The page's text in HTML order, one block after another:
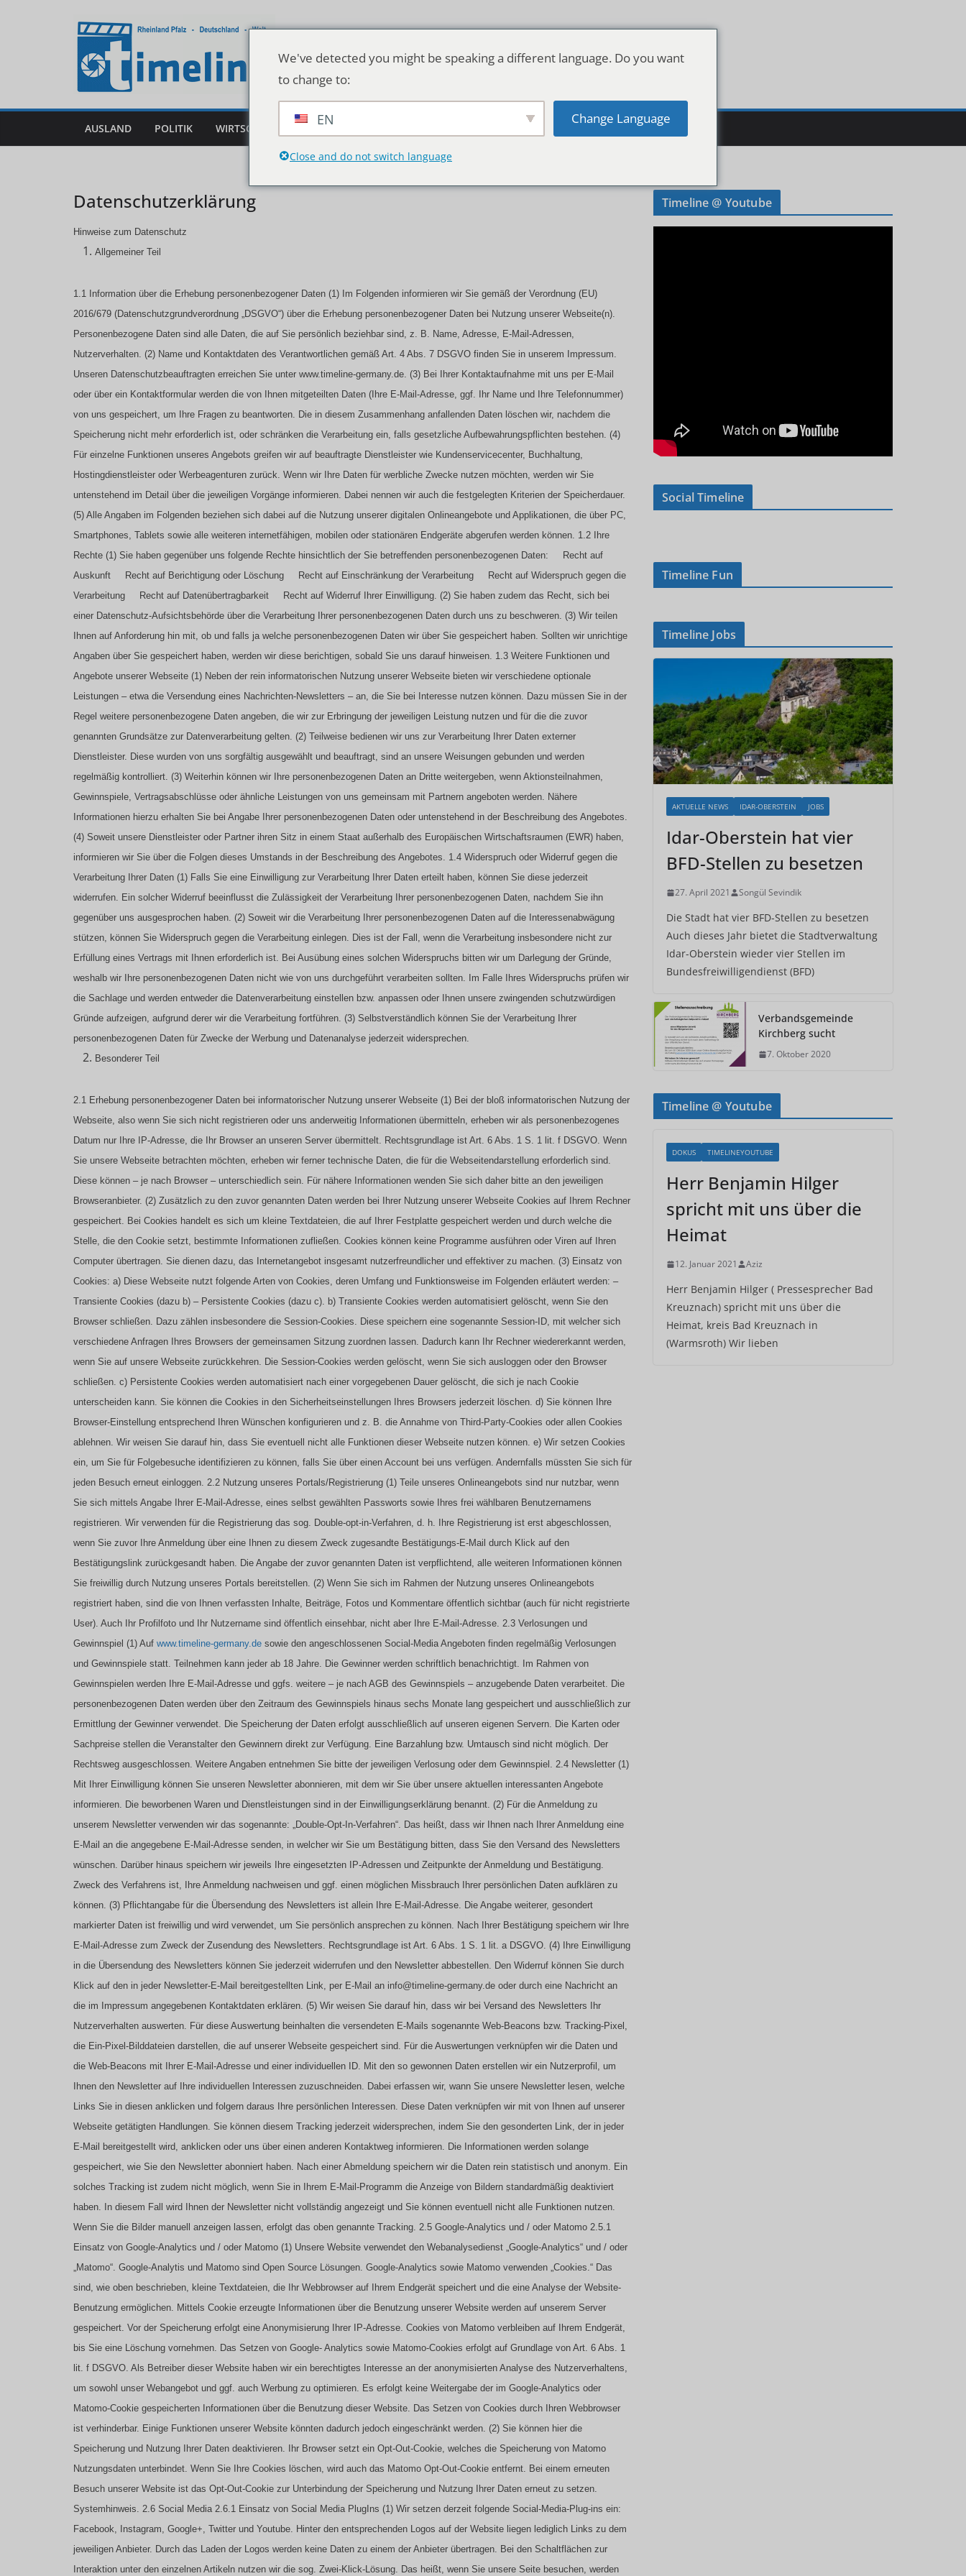
AUSLAND POLITIK WIRTSCHAFT DEUTSCHLAND & WELT
Datenschutzerklärung
Hinweise zum Datenschutz
Allgemeiner Teil
1.1 Information über die Erhebung personenbezogener Daten (1) Im Folgenden informieren wir Sie gemäß der Verordnung (EU)
2016/679 (Datenschutzgrundverordnung „DSGVO“) über die Erhebung personenbezogener Daten bei Nutzung unserer Webseite(n).
Personenbezogene Daten sind alle Daten, die auf Sie persönlich beziehbar sind, z. B. Name, Adresse, E-Mail-Adressen,
Nutzerverhalten. (2) Name und Kontaktdaten des Verantwortlichen gemäß Art. 4 Abs. 7 DSGVO finden Sie in unserem Impressum.
Unseren Datenschutzbeauftragten erreichen Sie unter www.timeline-germany.de. (3) Bei Ihrer Kontaktaufnahme mit uns per E-Mail
oder über ein Kontaktformular werden die von Ihnen mitgeteilten Daten (Ihre E-Mail-Adresse, ggf. Ihr Name und Ihre Telefonnummer)
von uns gespeichert, um Ihre Fragen zu beantworten. Die in diesem Zusammenhang anfallenden Daten löschen wir, nachdem die
Speicherung nicht mehr erforderlich ist, oder schränken die Verarbeitung ein, falls gesetzliche Aufbewahrungspflichten bestehen. (4)
Für einzelne Funktionen unseres Angebots greifen wir auf beauftragte Dienstleister wie Kundenservicecenter, Buchhaltung,
Hostingdienstleister oder Werbeagenturen zurück. Wenn wir Ihre Daten für werbliche Zwecke nutzen möchten, werden wir Sie
untenstehend im Detail über die jeweiligen Vorgänge informieren. Dabei nennen wir auch die festgelegten Kriterien der Speicherdauer.
(5) Alle Angaben im Folgenden beziehen sich dabei auf die Nutzung unserer digitalen Onlineangebote und Applikationen, die über PC,
Smartphones, Tablets sowie alle weiteren internetfähigen, mobilen oder stationären Endgeräte abgerufen werden können. 1.2 Ihre
Rechte (1) Sie haben gegenüber uns folgende Rechte hinsichtlich der Sie betreffenden personenbezogenen Daten:
Recht auf
Auskunft
Recht auf Berichtigung oder Löschung Recht auf Einschränkung der Verarbeitung
Recht auf Widerspruch gegen die
Verarbeitung
Recht auf Datenübertragbarkeit Recht auf Widerruf Ihrer Einwilligung. (2) Sie haben zudem das Recht, sich bei
einer Datenschutz-Aufsichtsbehörde über die Verarbeitung Ihrer personenbezogenen Daten durch uns zu beschweren. (3) Wir teilen
Ihnen auf Anforderung hin mit, ob und falls ja welche personenbezogenen Daten wir über Sie gespeichert haben. Sollten wir unrichtige
Angaben über Sie gespeichert haben, werden wir diese berichtigen, sobald Sie uns darauf hinweisen. 1.3 Weitere Funktionen und
Angebote unserer Webseite (1) Neben der rein informatorischen Nutzung unserer Webseite bieten wir verschiedene optionale
Leistungen – etwa die Versendung eines Nachrichten-Newsletters – an, die Sie bei Interesse nutzen können. Dazu müssen Sie in der
Regel weitere personenbezogene Daten angeben, die wir zur Erbringung der jeweiligen Leistung nutzen und für die die zuvor
genannten Grundsätze zur Datenverarbeitung gelten. (2) Teilweise bedienen wir uns zur Verarbeitung Ihrer Daten externer
Dienstleister. Diese wurden von uns sorgfältig ausgewählt und beauftragt, sind an unsere Weisungen gebunden und werden
regelmäßig kontrolliert. (3) Weiterhin können wir Ihre personenbezogenen Daten an Dritte weitergeben, wenn Aktionsteilnahmen,
Gewinnspiele, Vertragsabschlüsse oder ähnliche Leistungen von uns gemeinsam mit Partnern angeboten werden. Nähere
Informationen hierzu erhalten Sie bei Angabe Ihrer personenbezogenen Daten oder untenstehend in der Beschreibung des Angebotes.
(4) Soweit unsere Dienstleister oder Partner ihren Sitz in einem Staat außerhalb des Europäischen Wirtschaftsraumen (EWR) haben,
informieren wir Sie über die Folgen dieses Umstands in der Beschreibung des Angebotes. 1.4 Widerspruch oder Widerruf gegen die
Verarbeitung Ihrer Daten (1) Falls Sie eine Einwilligung zur Verarbeitung Ihrer Daten erteilt haben, können Sie diese jederzeit
widerrufen. Ein solcher Widerruf beeinflusst die Zulässigkeit der Verarbeitung Ihrer personenbezogenen Daten, nachdem Sie ihn
gegenüber uns ausgesprochen haben. (2) Soweit wir die Verarbeitung Ihrer personenbezogenen Daten auf die Interessenabwägung
stützen, können Sie Widerspruch gegen die Verarbeitung einlegen. Dies ist der Fall, wenn die Verarbeitung insbesondere nicht zur
Erfüllung eines Vertrags mit Ihnen erforderlich ist. Bei Ausübung eines solchen Widerspruchs bitten wir um Darlegung der Gründe,
weshalb wir Ihre personenbezogenen Daten nicht wie von uns durchgeführt verarbeiten sollten. Im Falle Ihres Widerspruchs prüfen wir
die Sachlage und werden entweder die Datenverarbeitung einstellen bzw. anpassen oder Ihnen unsere zwingenden schutzwürdigen
Gründe aufzeigen, aufgrund derer wir die Verarbeitung fortführen. (3) Selbstverständlich können Sie der Verarbeitung Ihrer
personenbezogenen Daten für Zwecke der Werbung und Datenanalyse jederzeit widersprechen.
Besonderer Teil
2.1 Erhebung personenbezogener Daten bei informatorischer Nutzung unserer Webseite (1) Bei der bloß informatorischen Nutzung der
Webseite, also wenn Sie sich nicht registrieren oder uns anderweitig Informationen übermitteln, erheben wir als personenbezogenes
Datum nur Ihre IP-Adresse, die Ihr Browser an unseren Server übermittelt. Rechtsgrundlage ist Art. 6 Abs. 1 S. 1 lit. f DSGVO. Wenn
Sie unsere Webseite betrachten möchten, erheben wir ferner technische Daten, die für die Webseitendarstellung erforderlich sind.
Diese können – je nach Browser – unterschiedlich sein. Für nähere Informationen wenden Sie sich daher bitte an den jeweiligen
Browseranbieter. (2) Zusätzlich zu den zuvor genannten Daten werden bei Ihrer Nutzung unserer Webseite Cookies auf Ihrem Rechner
gespeichert. Bei Cookies handelt es sich um kleine Textdateien, die auf Ihrer Festplatte gespeichert werden und durch welche die
Stelle, die den Cookie setzt, bestimmte Informationen zufließen. Cookies können keine Programme ausführen oder Viren auf Ihren
Computer übertragen. Sie dienen dazu, das Internetangebot insgesamt nutzerfreundlicher und effektiver zu machen. (3) Einsatz von
Cookies: a) Diese Webseite nutzt folgende Arten von Cookies, deren Umfang und Funktionsweise im Folgenden erläutert werden: –
Transiente Cookies (dazu b) – Persistente Cookies (dazu c). b) Transiente Cookies werden automatisiert gelöscht, wenn Sie den
Browser schließen. Dazu zählen insbesondere die Session-Cookies. Diese speichern eine sogenannte Session-ID, mit welcher sich
verschiedene Anfragen Ihres Browsers der gemeinsamen Sitzung zuordnen lassen. Dadurch kann Ihr Rechner wiedererkannt werden,
wenn Sie auf unsere Webseite zurückkehren. Die Session-Cookies werden gelöscht, wenn Sie sich ausloggen oder den Browser
schließen. c) Persistente Cookies werden automatisiert nach einer vorgegebenen Dauer gelöscht, die sich je nach Cookie
unterscheiden kann. Sie können die Cookies in den Sicherheitseinstellungen Ihres Browsers jederzeit löschen. d) Sie können Ihre
Browser-Einstellung entsprechend Ihren Wünschen konfigurieren und z. B. die Annahme von Third-Party-Cookies oder allen Cookies
ablehnen. Wir weisen Sie darauf hin, dass Sie eventuell nicht alle Funktionen dieser Webseite nutzen können. e) Wir setzen Cookies
ein, um Sie für Folgebesuche identifizieren zu können, falls Sie über einen Account bei uns verfügen. Andernfalls müssten Sie sich für
jeden Besuch erneut einloggen. 2.2 Nutzung unseres Portals/Registrierung (1) Teile unseres Onlineangebots sind nur nutzbar, wenn
Sie sich mittels Angabe Ihrer E-Mail-Adresse, eines selbst gewählten Passworts sowie Ihres frei wählbaren Benutzernamens
registrieren. Wir verwenden für die Registrierung das sog. Double-opt-in-Verfahren, d. h. Ihre Registrierung ist erst abgeschlossen,
wenn Sie zuvor Ihre Anmeldung über eine Ihnen zu diesem Zweck zugesandte Bestätigungs-E-Mail durch Klick auf den
Bestätigungslink zurückgesandt haben. Die Angabe der zuvor genannten Daten ist verpflichtend, alle weiteren Informationen können
Sie freiwillig durch Nutzung unseres Portals bereitstellen. (2) Wenn Sie sich im Rahmen der Nutzung unseres Onlineangebots
registriert haben, sind die von Ihnen verfassten Inhalte, Beiträge, Fotos und Kommentare öffentlich sichtbar (auch für nicht registrierte
User). Auch Ihr Profilfoto und Ihr Nutzername sind öffentlich einsehbar, nicht aber Ihre E-Mail-Adresse. 2.3 Verlosungen und
Gewinnspiel (1) Auf www.timeline-germany.de sowie den angeschlossenen Social-Media Angeboten finden regelmäßig Verlosungen
und Gewinnspiele statt. Teilnehmen kann jeder ab 18 Jahre. Die Gewinner werden schriftlich benachrichtigt. Im Rahmen von
Gewinnspielen werden Ihre E-Mail-Adresse und ggfs. weitere – je nach AGB des Gewinnspiels – anzugebende Daten verarbeitet. Die
personenbezogenen Daten werden über den Zeitraum des Gewinnspiels hinaus sechs Monate lang gespeichert und ausschließlich zur
Ermittlung der Gewinner verwendet. Die Speicherung der Daten erfolgt ausschließlich auf unseren eigenen Servern. Die Karten oder
Sachpreise stellen die Veranstalter den Gewinnern direkt zur Verfügung. Eine Barzahlung bzw. Umtausch sind nicht möglich. Der
Rechtsweg ausgeschlossen. Weitere Angaben entnehmen Sie bitte der jeweiligen Verlosung oder dem Gewinnspiel. 2.4 Newsletter (1)
Mit Ihrer Einwilligung können Sie unseren Newsletter abonnieren, mit dem wir Sie über unsere aktuellen interessanten Angebote
informieren. Die beworbenen Waren und Dienstleistungen sind in der Einwilligungserklärung benannt. (2) Für die Anmeldung zu
unserem Newsletter verwenden wir das sogenannte: „Double-Opt-In-Verfahren“. Das heißt, dass wir Ihnen nach Ihrer Anmeldung eine
E-Mail an die angegebene E-Mail-Adresse senden, in welcher wir Sie um Bestätigung bitten, dass Sie den Versand des Newsletters
wünschen. Darüber hinaus speichern wir jeweils Ihre eingesetzten IP-Adressen und Zeitpunkte der Anmeldung und Bestätigung.
Zweck des Verfahrens ist, Ihre Anmeldung nachweisen und ggf. einen möglichen Missbrauch Ihrer persönlichen Daten aufklären zu
können. (3) Pflichtangabe für die Übersendung des Newsletters ist allein Ihre E-Mail-Adresse. Die Angabe weiterer, gesondert
markierter Daten ist freiwillig und wird verwendet, um Sie persönlich ansprechen zu können. Nach Ihrer Bestätigung speichern wir Ihre
E-Mail-Adresse zum Zweck der Zusendung des Newsletters. Rechtsgrundlage ist Art. 6 Abs. 1 S. 1 lit. a DSGVO. (4) Ihre Einwilligung
in die Übersendung des Newsletters können Sie jederzeit widerrufen und den Newsletter abbestellen. Den Widerruf können Sie durch
Klick auf den in jeder Newsletter-E-Mail bereitgestellten Link, per E-Mail an info@timeline-germany.de oder durch eine Nachricht an
die im Impressum angegebenen Kontaktdaten erklären. (5) Wir weisen Sie darauf hin, dass wir bei Versand des Newsletters Ihr
Nutzerverhalten auswerten. Für diese Auswertung beinhalten die versendeten E-Mails sogenannte Web-Beacons bzw. Tracking-Pixel,
die Ein-Pixel-Bilddateien darstellen, die auf unserer Webseite gespeichert sind. Für die Auswertungen verknüpfen wir die Daten und
die Web-Beacons mit Ihrer E-Mail-Adresse und einer individuellen ID. Mit den so gewonnen Daten erstellen wir ein Nutzerprofil, um
Ihnen den Newsletter auf Ihre individuellen Interessen zuzuschneiden. Dabei erfassen wir, wann Sie unsere Newsletter lesen, welche
Links Sie in diesen anklicken und folgern daraus Ihre persönlichen Interessen. Diese Daten verknüpfen wir mit von Ihnen auf unserer
Webseite getätigten Handlungen. Sie können diesem Tracking jederzeit widersprechen, indem Sie den gesonderten Link, der in jeder
E-Mail bereitgestellt wird, anklicken oder uns über einen anderen Kontaktweg informieren. Die Informationen werden solange
gespeichert, wie Sie den Newsletter abonniert haben. Nach einer Abmeldung speichern wir die Daten rein statistisch und anonym. Ein
solches Tracking ist zudem nicht möglich, wenn Sie in Ihrem E-Mail-Programm die Anzeige von Bildern standardmäßig deaktiviert
haben. In diesem Fall wird Ihnen der Newsletter nicht vollständig angezeigt und Sie können eventuell nicht alle Funktionen nutzen.
Wenn Sie die Bilder manuell anzeigen lassen, erfolgt das oben genannte Tracking. 2.5 Google-Analytics und / oder Matomo 2.5.1
Einsatz von Google-Analytics und / oder Matomo (1) Unsere Website verwendet den Webanalysedienst „Google-Analytics“ und / oder
„Matomo“. Google-Analytis und Matomo sind Open Source Lösungen. Google-Analytics sowie Matomo verwenden „Cookies.“ Das
sind, wie oben beschrieben, kleine Textdateien, die Ihr Webbrowser auf Ihrem Endgerät speichert und die eine Analyse der Website-
Benutzung ermöglichen. Mittels Cookie erzeugte Informationen über die Benutzung unserer Website werden auf unserem Server
gespeichert. Vor der Speicherung erfolgt eine Anonymisierung Ihrer IP-Adresse. Cookies von Matomo verbleiben auf Ihrem Endgerät,
bis Sie eine Löschung vornehmen. Das Setzen von Google- Analytics sowie Matomo-Cookies erfolgt auf Grundlage von Art. 6 Abs. 1
lit. f DSGVO. Als Betreiber dieser Website haben wir ein berechtigtes Interesse an der anonymisierten Analyse des Nutzerverhaltens,
um sowohl unser Webangebot und ggf. auch Werbung zu optimieren. Es erfolgt keine Weitergabe der im Google-Analytics oder
Matomo-Cookie gespeicherten Informationen über die Benutzung dieser Website. Das Setzen von Cookies durch Ihren Webbrowser
ist verhinderbar. Einige Funktionen unserer Website könnten dadurch jedoch eingeschränkt werden. (2) Sie können hier die
Speicherung und Nutzung Ihrer Daten deaktivieren. Ihr Browser setzt ein Opt-Out-Cookie, welches die Speicherung von Matomo
Nutzungsdaten unterbindet. Wenn Sie Ihre Cookies löschen, wird auch das Matomo Opt-Out-Cookie entfernt. Bei einem erneuten
Besuch unserer Website ist das Opt-Out-Cookie zur Unterbindung der Speicherung und Nutzung Ihrer Daten erneut zu setzen.
Systemhinweis. 2.6 Social Media 2.6.1 Einsatz von Social Media PlugIns (1) Wir setzen derzeit folgende Social-Media-Plug-ins ein:
Facebook, Instagram, Google+, Twitter und Youtube. Hinter den entsprechenden Logos auf der Website liegen lediglich Links zu dem
jeweiligen Anbieter. Durch das Laden der Logos werden keine Daten zu einem der Anbieter übertragen. Bei den Schaltflächen zur
Interaktion unter den einzelnen Artikeln nutzen wir die sog. Zwei-Klick-Lösung. Das heißt, wenn Sie unsere Seite besuchen, werden
Timeline @ Youtube
Social Timeline
Timeline Fun
Timeline Jobs
AKTUELLE NEWS IDAR-OBERSTEIN JOBS
Idar-Oberstein hat vier
BFD-Stellen zu besetzen
27. April 2021 Songül Sevindik
Die Stadt hat vier BFD-Stellen zu besetzen
Auch dieses Jahr bietet die Stadtverwaltung
Idar-Oberstein wieder vier Stellen im
Bundesfreiwilligendienst (BFD)
Verbandsgemeinde
Kirchberg sucht
7. Oktober 2020
Timeline @ Youtube
DOKUS TIMELINEYOUTUBE
Herr Benjamin Hilger
spricht mit uns über die
Heimat
12. Januar 2021 Aziz
Herr Benjamin Hilger ( Pressesprecher Bad
Kreuznach) spricht mit uns über die
Heimat, kreis Bad Kreuznach in
(Warmsroth) Wir lieben
We've detected you might be speaking a different language. Do you want
to change to:
EN Change Language
Close and do not switch language